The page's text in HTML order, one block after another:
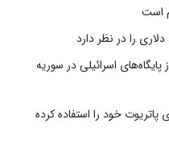
است
اسرائیلی در سوریه
موشک‌های پاتریوت خود را استفاده کرده